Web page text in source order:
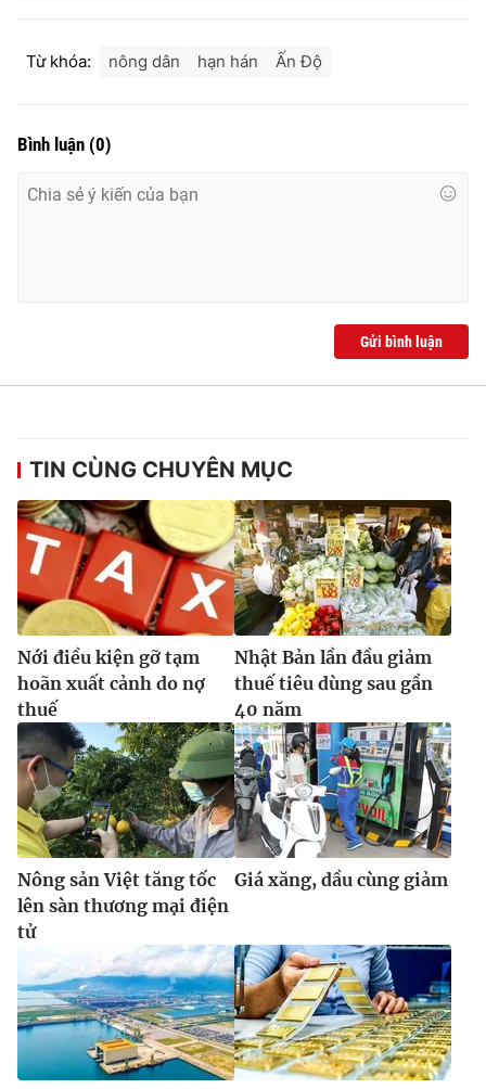
Cơ quan chủ quản:Đài Truyền hình Việt Nam
cấp ngày 29/12/2023
® Cấm sao chép dưới mọi hình thức nếu không có sự chấp
thuận bằng văn bản. Ghi rõ nguồn VTV.vn khi phát hành lại
thông tin từ website này.
Từ khóa: nông dân hạn hán Ấn Độ
Bình luận (0)
Gửi bình luận
TIN CÙNG CHUYÊN MỤC
Nới điều kiện gỡ tạm
hoãn xuất cảnh do nợ
thuế
Nhật Bản lần đầu giảm
thuế tiêu dùng sau gần
40 năm
Nông sản Việt tăng tốc
lên sàn thương mại điện
tử
Giá xăng, dầu cùng giảm